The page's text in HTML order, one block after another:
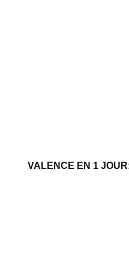
VALENCE EN 1